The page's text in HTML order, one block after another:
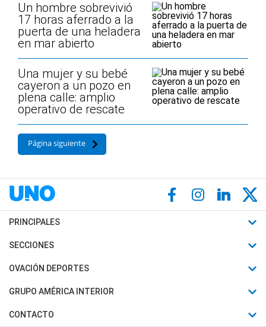
Un hombre sobrevivió
17 horas aferrado a la
puerta de una heladera
en mar abierto
Una mujer y su bebé
cayeron a un pozo en
plena calle: amplio
operativo de rescate
Página siguiente
PRINCIPALES
Últimas Noticias
Política
Judiciales
SECCIONES
Horóscopo
Motores
Trucos caseros
OVACIÓN DEPORTES
Fútbol
Mundial
GRUPO AMÉRICA INTERIOR
Canal 7 en Vivo
CONTACTO